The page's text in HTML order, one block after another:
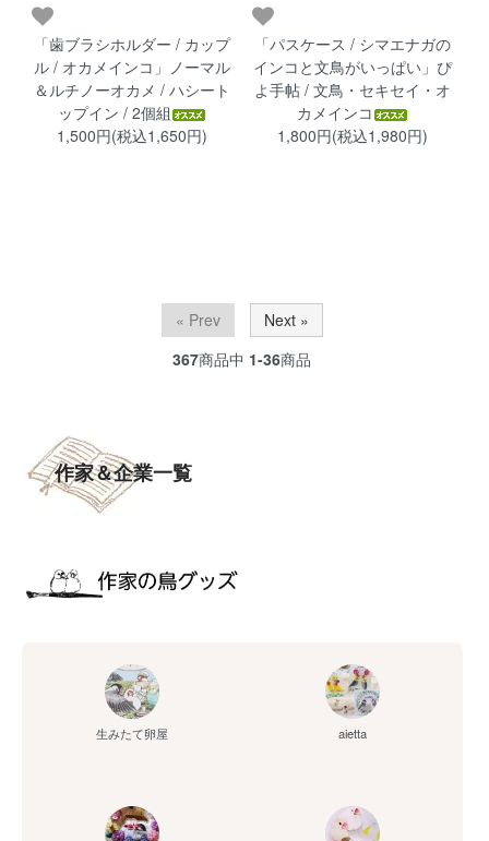
「歯ブラシホルダー / カップ
ル / オカメインコ」ノーマル
＆ルチノーオカメ / ハシート
ップイン / 2個組
1,500円(税込1,650円)
「パスケース / シマエナガの
インコと文鳥がいっぱい」ぴ
よ手帖 / 文鳥・セキセイ・オ
カメインコ
1,800円(税込1,980円)
« Prev
Next »
367商品中 1-36商品
作家＆企業一覧
生みたて卵屋 aietta